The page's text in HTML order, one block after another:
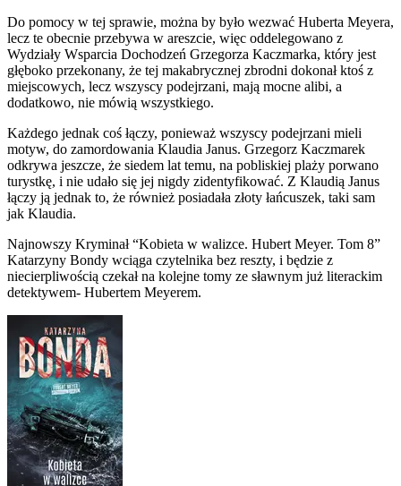
Do pomocy w tej sprawie, można by było wezwać Huberta Meyera,
lecz te obecnie przebywa w areszcie, więc oddelegowano z
Wydziały Wsparcia Dochodzeń Grzegorza Kaczmarka, który jest
głęboko przekonany, że tej makabrycznej zbrodni dokonał ktoś z
miejscowych, lecz wszyscy podejrzani, mają mocne alibi, a
dodatkowo, nie mówią wszystkiego.
Każdego jednak coś łączy, ponieważ wszyscy podejrzani mieli
motyw, do zamordowania Klaudia Janus. Grzegorz Kaczmarek
odkrywa jeszcze, że siedem lat temu, na pobliskiej plaży porwano
turystkę, i nie udało się jej nigdy zidentyfikować. Z Klaudią Janus
łączy ją jednak to, że również posiadała złoty łańcuszek, taki sam
jak Klaudia.
Najnowszy Kryminał “Kobieta w walizce. Hubert Meyer. Tom 8”
Katarzyny Bondy wciąga czytelnika bez reszty, i będzie z
niecierpliwością czekał na kolejne tomy ze sławnym już literackim
detektywem- Hubertem Meyerem.